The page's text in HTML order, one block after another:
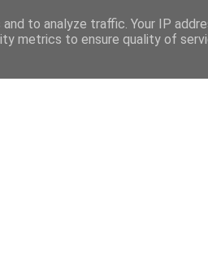
to analyze traffic. Your IP
metrics to ensure quality of